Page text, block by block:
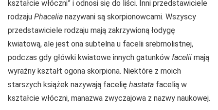
kształcie włóczni” i odnosi się do liści. Inni przedstawiciele
rodzaju Phacelia nazywani są skorpionowcami. Wszyscy
przedstawiciele rodzaju mają zakrzywioną łodygę
kwiatową, ale jest ona subtelna u facelii srebrnolistnej,
podczas gdy główki kwiatowe innych gatunków facelii mają
wyraźny kształt ogona skorpiona. Niektóre z moich
starszych książek nazywają facelię hastata facelią w
kształcie włóczni, manazwa zwyczajowa z nazwy naukowej.